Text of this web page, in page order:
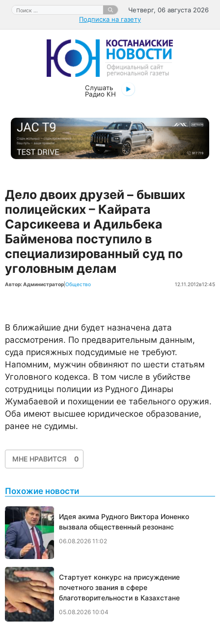
Перейти
содержимому
Поиск:
Четверг, 06 августа 2026
Подписка на газету
Слушать
Радио КН
Дело двоих друзей – бывших
полицейских – Кайрата
Сарсикеева и Адильбека
Байменова поступило в
специализированный суд по
уголовным делам
Автор: Администратор Общество 12.11.2012в12:45
В ближайшие дни будет назначена дата
рассмотрения. По предварительным данным,
суда присяжных подсудимые не требуют.
Напомним, мужчин обвиняют по шести статьям
Уголовного кодекса. В том числе в убийстве
сотрудницы полиции из Рудного Динары
Жумабаевой и похищении ее табельного оружия.
Оба имеют высшее юридическое образование,
ранее не судимы.
МНЕ НРАВИТСЯ 0
Похожие новости
Идея акима Рудного Виктора Ионенко
вызвала общественный резонанс
06.08.2026 11:02
Стартует конкурс на присуждение
почетного звания в сфере
благотворительности в Казахстане
05.08.2026 10:04